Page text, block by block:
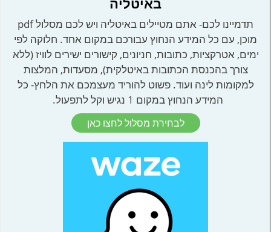
תדמיינו לכם- אתם מטיילים באיטליה ויש לכם מסלול pdf
מוכן, עם כל המידע הנחוץ עבורכם במקום אחד. חלוקה לפי
ימים, אטרקציות, כתובות, חניונים, קישורים ישירים לוויז (ללא
צורך בהכנסת הכתובות באיטלקית), מסעדות, המלצות
למקומות לינה ועוד. פשוט להוריד מעצמכם את הלחץ- כל
המידע הנחוץ במקום 1 נגיש וקל לתפעול.
לבחירת מסלול לחצו כאן